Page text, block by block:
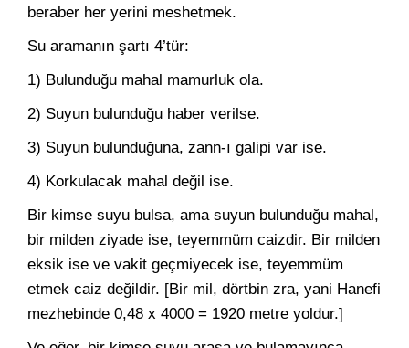
beraber her yerini meshetmek.
Su aramanın şartı 4’tür:
1) Bulunduğu mahal mamurluk ola.
2) Suyun bulunduğu haber verilse.
3) Suyun bulunduğuna, zann-ı galipi var ise.
4) Korkulacak mahal değil ise.
Bir kimse suyu bulsa, ama suyun bulunduğu mahal,
bir milden ziyade ise, teyemmüm caizdir. Bir milden
eksik ise ve vakit geçmiyecek ise, teyemmüm
etmek caiz değildir. [Bir mil, dörtbin zra, yani Hanefi
mezhebinde 0,48 x 4000 = 1920 metre yoldur.]